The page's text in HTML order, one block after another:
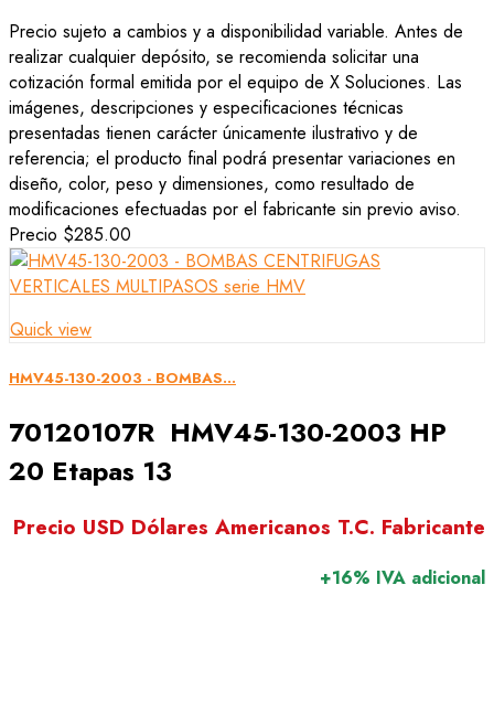
Precio sujeto a cambios y a disponibilidad variable. Antes de
realizar cualquier depósito, se recomienda solicitar una
cotización formal emitida por el equipo de X Soluciones. Las
imágenes, descripciones y especificaciones técnicas
presentadas tienen carácter únicamente ilustrativo y de
referencia; el producto final podrá presentar variaciones en
diseño, color, peso y dimensiones, como resultado de
modificaciones efectuadas por el fabricante sin previo aviso.
Precio $285.00
Quick view
HMV45-130-2003 - BOMBAS...
70120107R HMV45-130-2003 HP
20 Etapas 13
Precio USD Dólares Americanos T.C. Fabricante
+16% IVA adicional